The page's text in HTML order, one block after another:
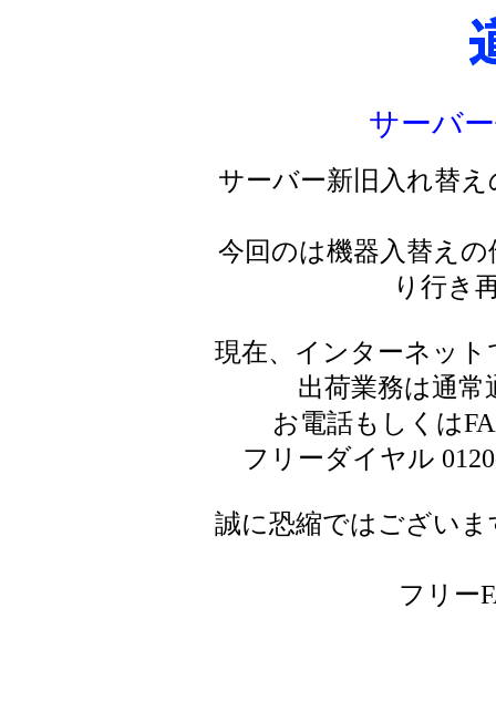
サーバ
サーバー新旧入れ替
今回のは機器入替え
り行き
現在、インターネッ
出荷業務は通
お電話もしくは
フリーダイヤル
誠に恐縮ではござい
フリー